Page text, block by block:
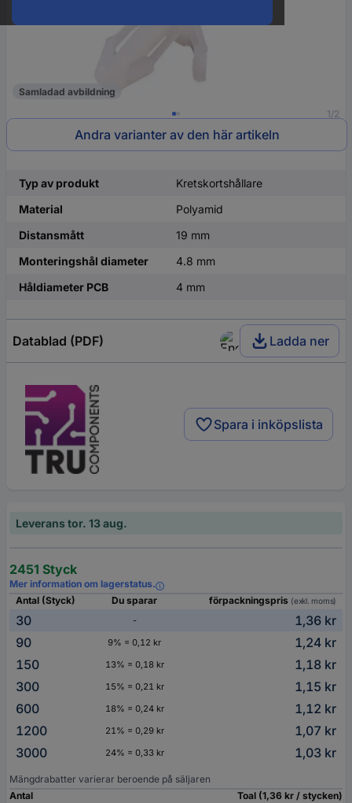
1/2
Samladad avbildning
Andra varianter av den här artikeln
Typ av produkt
Kretskortshållare
Material
Polyamid
Distansmått
19 mm
Monteringshål diameter
4.8 mm
Håldiameter PCB
4 mm
Datablad (PDF) Ladda ner
Spara i inköpslista
Leverans tor. 13 aug.
2451 Styck
Mer information om lagerstatus.
Antal (Styck)
Du sparar förpackningspris (exkl. moms)
30 -
1,36 kr
90
9% = 0,12 kr
1,24 kr
150
13% = 0,18 kr
1,18 kr
300
15% = 0,21 kr
1,15 kr
600
18% = 0,24 kr
1,12 kr
1200
21% = 0,29 kr
1,07 kr
3000
24% = 0,33 kr 1,03 kr
Mängdrabatter varierar beroende på säljaren
Antal
Toal (1,36 kr / stycken)